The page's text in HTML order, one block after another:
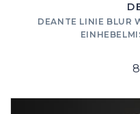
DEANTE LINIE BLUR